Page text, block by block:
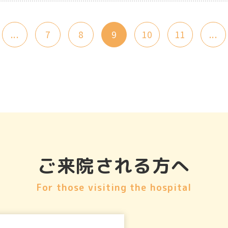
... 7 8 9 10 11 ...
ご来院される方へ
For those visiting the hospital